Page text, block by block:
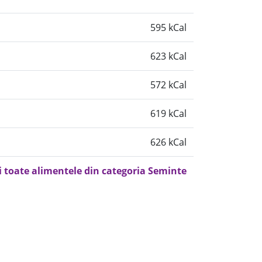
595 kCal
623 kCal
572 kCal
619 kCal
626 kCal
toate alimentele din categoria Seminte